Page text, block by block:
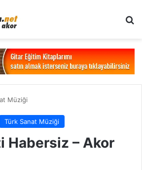
Müziği
Türk Sanat Müziği
Habersiz – Akor